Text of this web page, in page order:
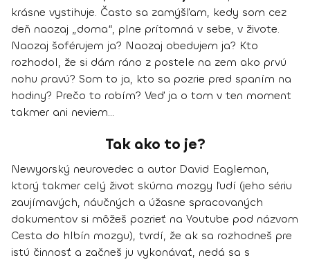
krásne vystihuje. Často sa zamýšľam, kedy som cez
deň naozaj „doma“, plne prítomná v sebe, v živote.
Naozaj šoférujem ja? Naozaj obedujem ja? Kto
rozhodol, že si dám ráno z postele na zem ako prvú
nohu pravú? Som to ja, kto sa pozrie pred spaním na
hodiny? Prečo to robím? Veď ja o tom v ten moment
takmer ani neviem...
Tak ako to je?
Newyorský neurovedec a autor David Eagleman,
ktorý takmer celý život skúma mozgy ľudí (jeho sériu
zaujímavých, náučných a úžasne spracovaných
dokumentov si môžeš pozrieť na Youtube pod názvom
Cesta do hlbín mozgu), tvrdí, že ak sa rozhodneš pre
istú činnosť a začneš ju vykonávať, nedá sa s